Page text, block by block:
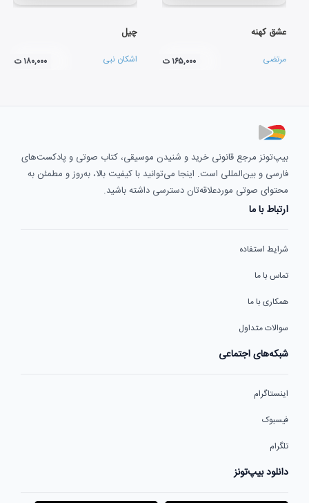
عشق کهنه
مرتضی ۱۶۵,۰۰۰ ت
چیل
اشکان نبی ۱۸۰,۰۰۰ ت
بیپ‌تونز مرجع قانونی خرید و شنیدن موسیقی، کتاب صوتی و پادکست‌های
فارسی و بین‌المللی است. اینجا می‌توانید با کیفیت بالا، به‌روز و مطمئن به
محتوای صوتی موردعلاقه‌تان دسترسی داشته باشید.
ارتباط با ما
شرایط استفاده
تماس با ما
همکاری با ما
سوالات متداول
شبکه‌های اجتماعی
اینستاگرام
فیسبوک
تلگرام
دانلود بیپ‌تونز